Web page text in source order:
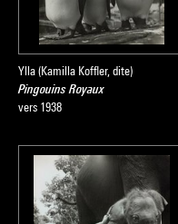
Ylla (Kamilla Koffler, dite)
Pingouins Royaux
vers 1938